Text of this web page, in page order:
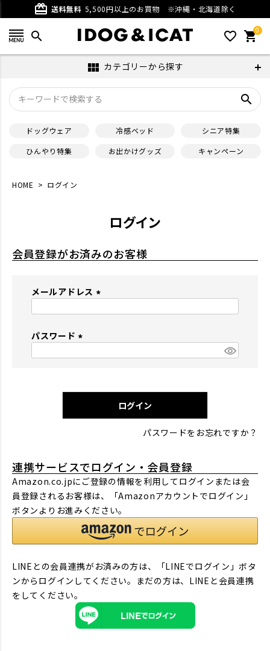
card_giftcard 送料無料 5,500円以上のお買物 ※沖縄・北海道除く
search favorite_outline 0
shopping_cart
view_module カテゴリーから探す
search
ドッグウェア 冷感ベッド
シニア特集
ひんやり特集
お出かけグッズ キャンペーン
HOME ログイン
ログイン
会員登録がお済みのお客様
メールアドレス
パスワード
)
ログイン
パスワードをお忘れですか？
連携サービスでログイン・会員登録
Amazon.co.jpにご登録の情報を利用してログインまたは会
員登録されるお客様は、「Amazonアカウントでログイン」
ボタンよりお進みください。
LINEとの会員連携がお済みの方は、「LINEでログイン」ボタ
ンからログインしてください。まだの方は、 LINEと会員連携
をしてください。